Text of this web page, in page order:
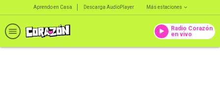
Aprendo en Casa Descarga AudioPlayer Más estaciones
Radio Corazón
en vivo